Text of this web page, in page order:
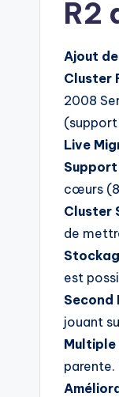
R2
Ajout
Cluster
2008
Live
cœurs
Cluster
de
est
Second
jouant
parente.